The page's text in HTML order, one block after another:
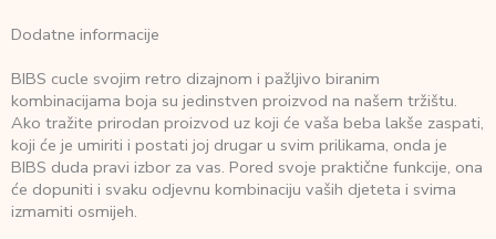
Dodatne informacije
BIBS cucle svojim retro dizajnom i pažljivo biranim
kombinacijama boja su jedinstven proizvod na našem tržištu.
Ako tražite prirodan proizvod uz koji će vaša beba lakše zaspati,
koji će je umiriti i postati joj drugar u svim prilikama, onda je
BIBS duda pravi izbor za vas. Pored svoje praktične funkcije, ona
će dopuniti i svaku odjevnu kombinaciju vaših djeteta i svima
izmamiti osmijeh.